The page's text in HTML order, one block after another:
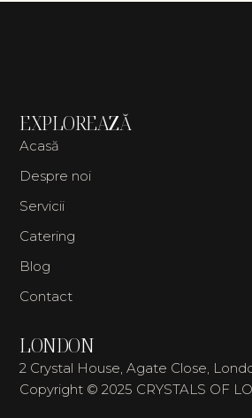
EXPLOREAZĂ
Acasă
Despre noi
Servicii
Catering
Blog
Contact
LONDON
2 Crystal House, Agate Close,
Copyright © 2025 CRYSTALS OF